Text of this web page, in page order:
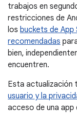
trabajos en
restricciones de
los buckets de App
recomendadas
bien,
encuentren.
Esta actualización
usuario y la
acceso de una app